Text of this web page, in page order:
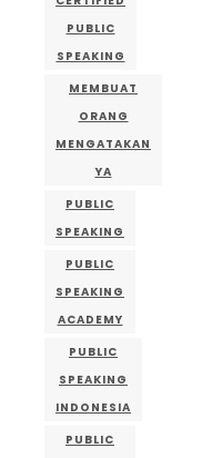
PUBLIC
SPEAKING
MEMBUAT
ORANG
MENGATAKAN
YA
PUBLIC
SPEAKING
PUBLIC
SPEAKING
ACADEMY
PUBLIC
SPEAKING
INDONESIA
PUBLIC